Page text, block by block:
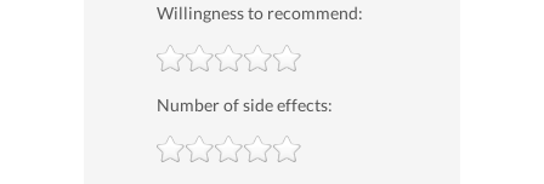
Willingness to recommend:
Number of side effects: